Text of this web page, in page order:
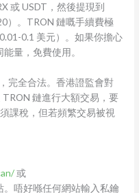
或 USDT，然後提現到
）。TRON 鏈嘅手續費極
0.1 美元）。如果你擔心
量，免費使用。
完全合法。香港證監會對
鏈進行大額交易，要
課稅，但若頻繁交易被視
或
。唔好喺任何網站輸入私鑰